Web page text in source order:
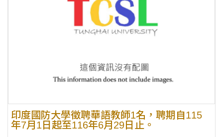
印度國防大學徵聘華語教師1名，聘期自115
年7月1日起至116年6月29日止。